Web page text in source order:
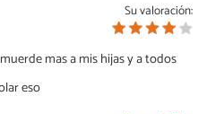
Su valoración:
mas a mis hijas y a todos
eso